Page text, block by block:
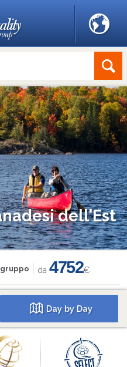
dell'Est
da4752€
Day by Day